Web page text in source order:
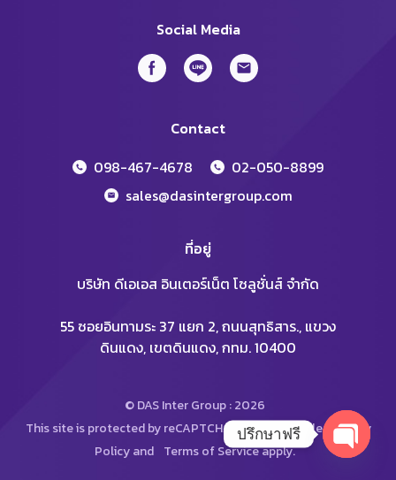
Social Media
Contact
098-467-4678
02-050-8899
sales@dasintergroup.com
ที่อยู่
บริษัท ดีเอเอส อินเตอร์เน็ต โซลูชั่นส์ จำกัด
55 ซอยอินทามระ 37 แยก 2, ถนนสุทธิสาร., แขวง
ดินแดง, เขตดินแดง, กทม. 10400
© DAS Inter Group : 2026
This site is protected by reCAPTCHA and the Google Privacy
Policyand Terms of Serviceapply.
ปรึกษาฟรี